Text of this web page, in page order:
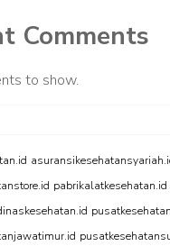
Comments
to show.
pabrikalatkesehatan.id